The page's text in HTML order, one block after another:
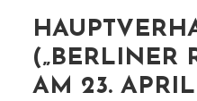
(„BERLINER
AM 23.